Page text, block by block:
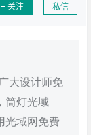
关注 私信
大设计师免
筒灯光域
光域网免费